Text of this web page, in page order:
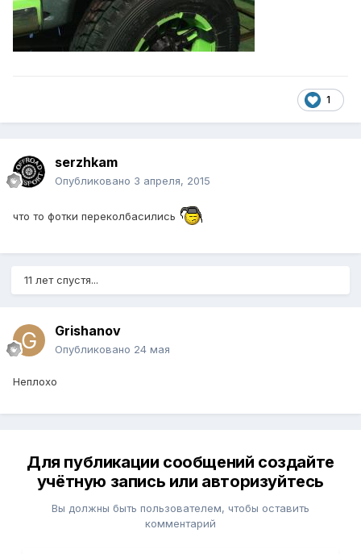
1
serzhkam
Опубликовано 3 апреля, 2015
что то фотки переколбасились
11 лет спустя...
Grishanov
Опубликовано 24 мая
Неплохо
Для публикации сообщений создайте
учётную запись или авторизуйтесь
Вы должны быть пользователем, чтобы оставить
комментарий